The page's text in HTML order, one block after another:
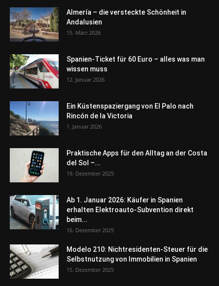
Almería – die versteckte Schönheit in
Andalusien
15. März 2026
Spanien-Ticket für 60 Euro – alles was man
wissen muss
12. Januar 2026
Ein Küstenspaziergang von El Palo nach
Rincón de la Victoria
1. Januar 2026
Praktische Apps für den Alltag an der Costa
del Sol –...
19. Dezember 2025
Ab 1. Januar 2026: Käufer in Spanien
erhalten Elektroauto-Subvention direkt
beim...
16. Dezember 2025
Modelo 210: Nichtresidenten-Steuer für die
Selbstnutzung von Immobilien in Spanien
15. Dezember 2025